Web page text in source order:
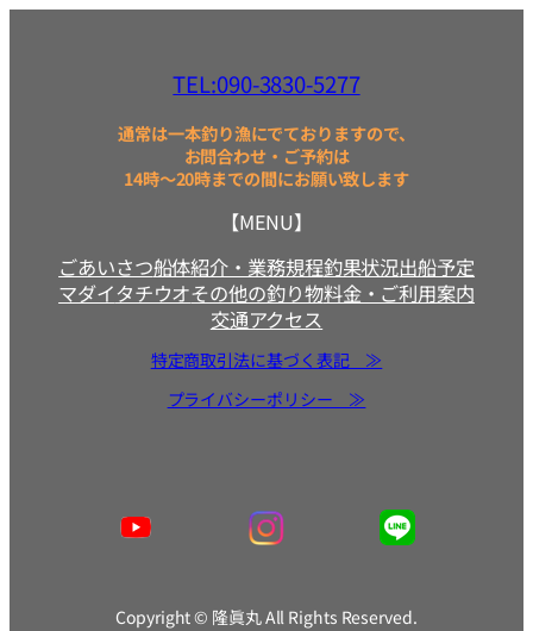
TEL:090-3830-5277
通常は一本釣り漁にでておりますので、
お問合わせ・ご予約は
14時～20時までの間にお願い致します
【MENU】
ごあいさつ船体紹介・業務規程釣果状況出船予定
マダイタチウオその他の釣り物料金・ご利用案内
交通アクセス
特定商取引法に基づく表記 ≫
プライバシーポリシー ≫
Copyright © 隆眞丸 All Rights Reserved.